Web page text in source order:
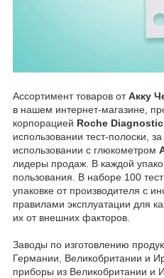
Ассортимент товаров отАкку
в нашем интернет-магазине,
корпорацией Roche
использовании тест-полоски,
использовании с глюкометром
лидеры продаж. В каждой
пользования. В наборе 100
упаковке от производителя с
правилами эксплуатации для
их от внешних факторов.
Заводы по изготовлению
Германии, Великобритании и
приборы из Великобритании и